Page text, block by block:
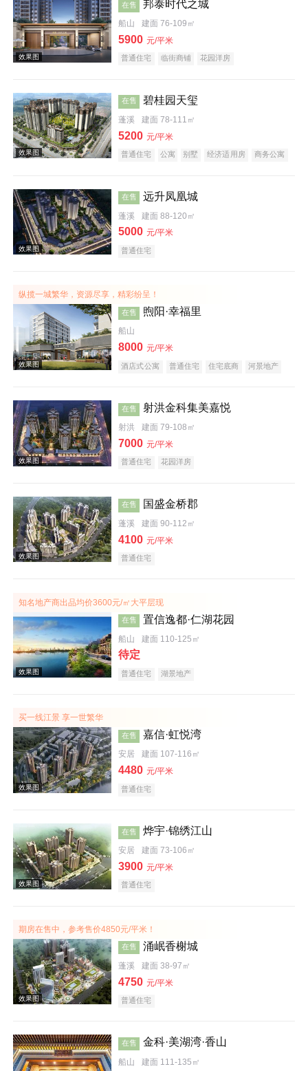
效果图
在售 邦泰时代之城
船山 建面 76-109㎡
5900 元/平米
普通住宅 临街商铺 花园洋房
效果图
在售 碧桂园天玺
蓬溪 建面 78-111㎡
5200 元/平米
普通住宅 公寓 别墅 经济适用房
商务公寓
效果图
在售 远升凤凰城
蓬溪 建面 88-120㎡
5000 元/平米
普通住宅
纵揽一城繁华，资源尽享，精彩纷呈！
在售 煦阳·幸福里
船山
8000 元/平米
酒店式公寓 普通住宅 住宅底商 河景地产
在售 射洪金科集美嘉悦
射洪 建面 79-108㎡
7000 元/平米
普通住宅 花园洋房
在售 国盛金桥郡
蓬溪 建面 90-112㎡
4100 元/平米
普通住宅
知名地产商出品均价3600元/㎡大平层现
效果图
在售 置信逸都·仁湖花园
船山 建面 110-125㎡
待定
普通住宅 湖景地产
买一线江景 享一世繁华
在售 嘉信·虹悦湾
安居 建面 107-116㎡
4480 元/平米
普通住宅
在售 烨宇·锦绣江山
安居 建面 73-106㎡
3900 元/平米
普通住宅
期房在售中，参考售价4850元/平米！
在售 涌岷香榭城
蓬溪 建面 38-97㎡
4750 元/平米
普通住宅
在售 金科·美湖湾·香山
船山 建面 111-135㎡